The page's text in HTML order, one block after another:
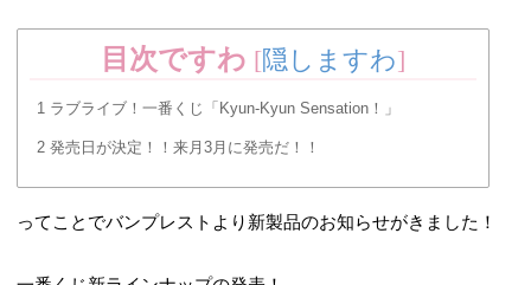
目次ですわ [隠しますわ]
1 ラブライブ！一番くじ「Kyun-Kyun Sensation！」
2 発売日が決定！！来月3月に発売だ！！
ってことでバンプレストより新製品のお知らせがきました！